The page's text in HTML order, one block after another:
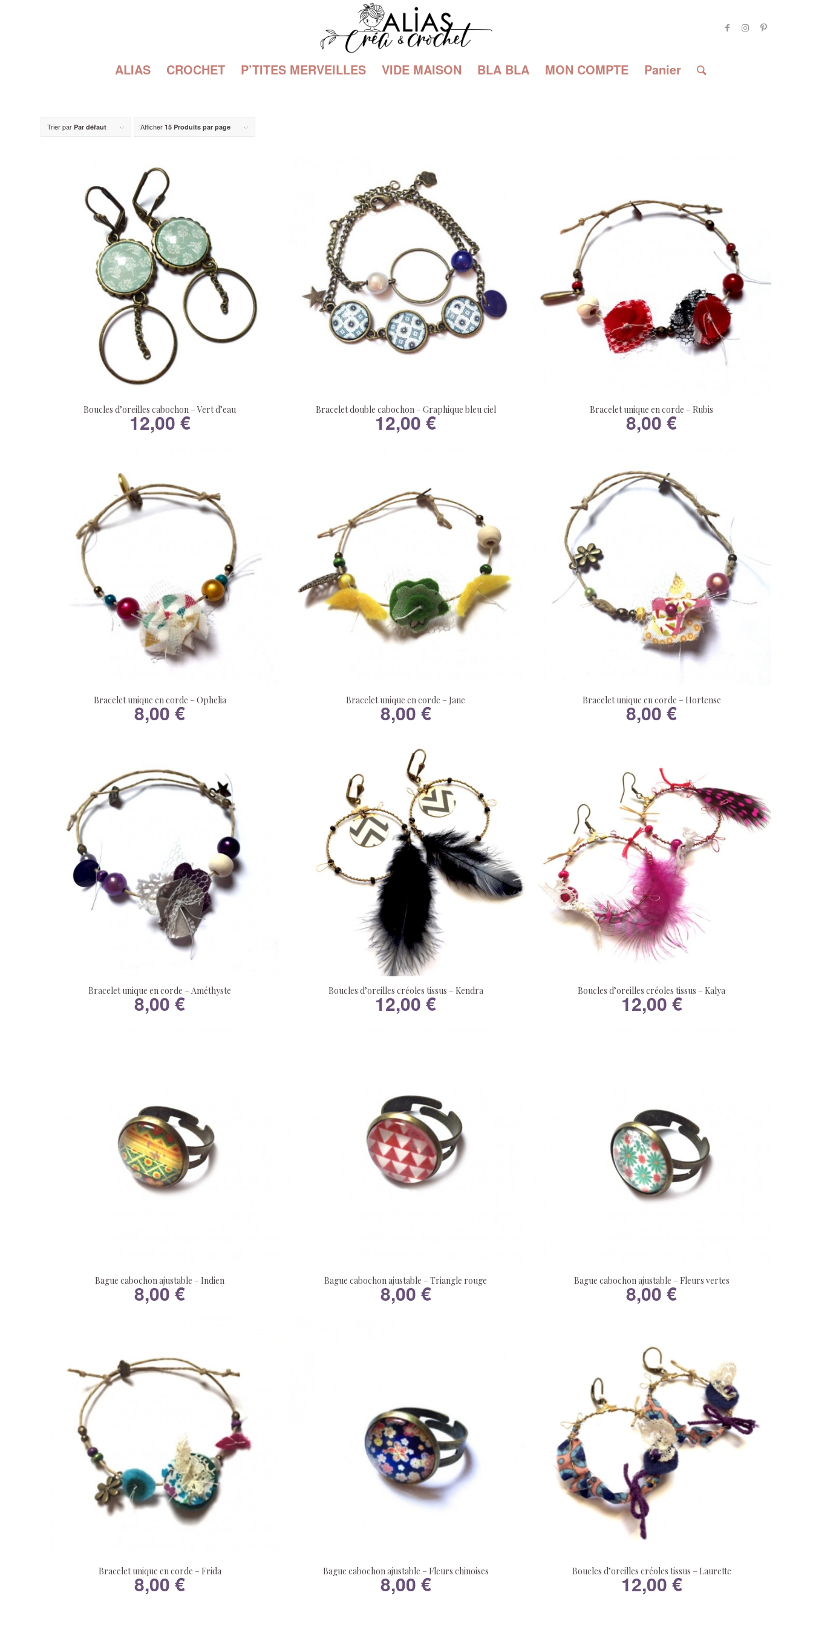
ALIAS CROCHET P’TITES MERVEILLES VIDE MAISON BLA BLA MON COMPTE Panier
Trier par Par défaut Afficher 15 Produits par page
Boucles d’oreilles cabochon – Vert d’eau
12,00 € Bracelet double cabochon – Graphique bleu ciel
12,00€ Bracelet unique en corde – Rubis
8,00€
Bracelet unique en corde – Ophelia
8,00€ Bracelet unique en corde – Jane
8,00 € Bracelet unique en corde – Hortense
8,00€
Bracelet unique en corde – Améthyste
8,00€ Boucles d’oreilles créoles tissus – Kendra
12,00€ Boucles d’oreilles créoles tissus – Kalya
12,00€
Bague cabochon ajustable – Indien
8,00€ Bague cabochon ajustable – Triangle rouge
8,00 € Bague cabochon ajustable – Fleurs vertes
8,00€
Bracelet unique en corde – Frida
8,00€ Bague cabochon ajustable – Fleurs chinoises
8,00 € Boucles d’oreilles créoles tissus – Laurette
12,00 €